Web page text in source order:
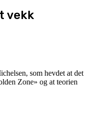
vekk
som hevdet at det
Zone» og at teorien